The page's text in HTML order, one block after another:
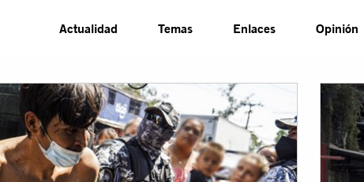
Actualidad Temas Enlaces Opinión